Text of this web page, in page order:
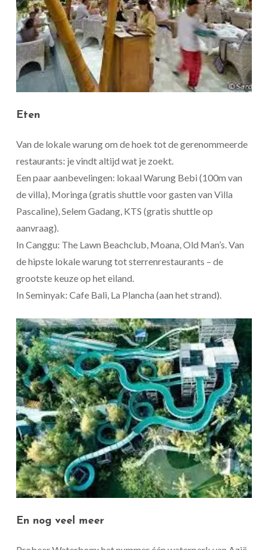
Eten
Van de lokale warung om de hoek tot de gerenommeerde
restaurants: je vindt altijd wat je zoekt.
Een paar aanbevelingen: lokaal Warung Bebi (100m van
de villa), Moringa (gratis shuttle voor gasten van Villa
Pascaline), Selem Gadang, KTS (gratis shuttle op
aanvraag).
In Canggu: The Lawn Beachclub, Moana, Old Man’s. Van
de hipste lokale warung tot sterrenrestaurants – de
grootste keuze op het eiland.
In Seminyak: Cafe Bali, La Plancha (aan het strand).
En nog veel meer